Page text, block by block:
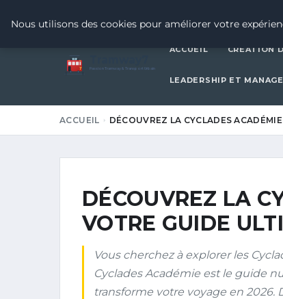
7 Passion Tramway & Transport Urbain
ACCUEIL CRÉATION
LEADERSHIP ET
ACCUEIL DÉCOUVREZ LA CYCLADES
DÉCOUVREZ LA
VOTRE GUIDE
Vous cherchez à explorer les
Cyclades Académie est le guide
transforme votre voyage en
Nous utilisons des cookies pour améliorer votre